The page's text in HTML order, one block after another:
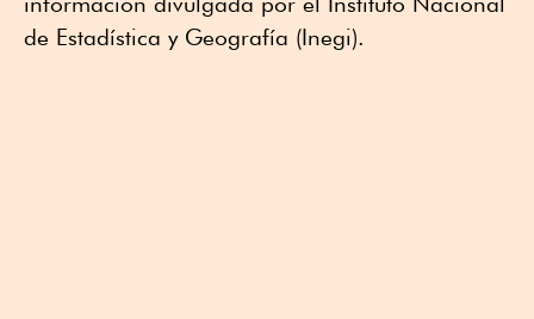
de Estadística y Geografía (Inegi).